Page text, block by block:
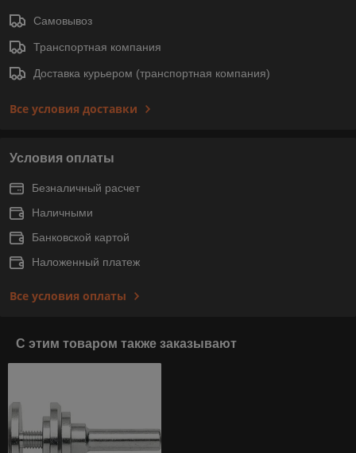
Самовывоз
Транспортная компания
Доставка курьером (транспортная компания)
Все условия доставки
Условия оплаты
Безналичный расчет
Наличными
Банковской картой
Наложенный платеж
Все условия оплаты
С этим товаром также заказывают